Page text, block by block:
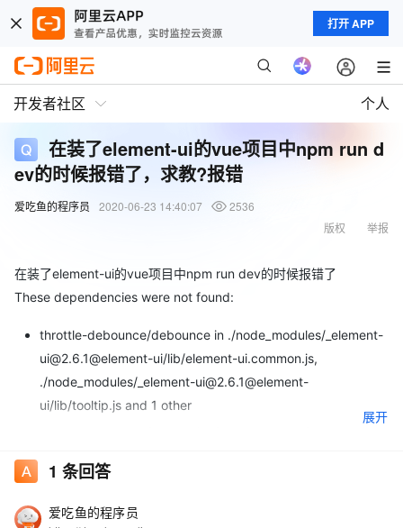
打开 APP
开发者社区 个人
在装了element-ui的vue项目中npm run d
ev的时候报错了，求教?报错
爱吃鱼的程序员 2020-06-23 14:40:07
2536
举报
版权
在装了element-ui的vue项目中npm run dev的时候报错了
These dependencies were not found:
throttle-debounce/debounce in ./node_modules/_element-
ui@2.6.1@element-ui/lib/element-ui.common.js,
./node_modules/_element-ui@2.6.1@element-
ui/lib/tooltip.js and 1 other
debounce/debounce throttle-debounce/throttle
展开
1 条回答
爱吃鱼的程序员